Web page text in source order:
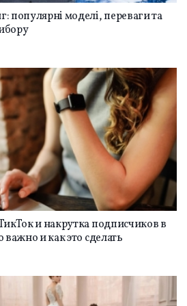
популярні моделі, переваги та
и накрутка подписчиков в
и как это сделать